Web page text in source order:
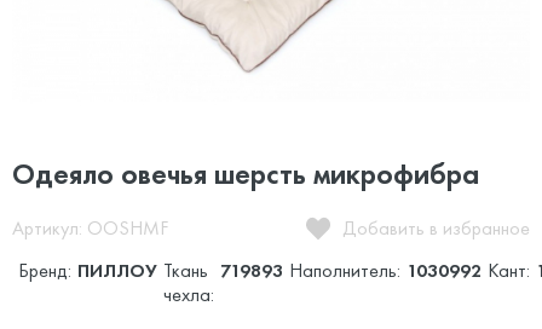
Одеяло овечья шерсть микрофибра
Артикул: OOSHMF
Добавить в избранное
Бренд: ПИЛЛОУ Ткань
чехла:
719893 Наполнитель: 1030992 Кант: